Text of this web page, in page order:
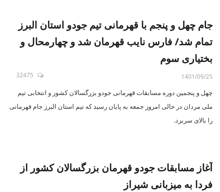
جام چهل و پنجم با قهرمانی تیم جودو استان البرز
تمام شد/ فارس نایب قهرمان شد و چهارمحال و
بختیاری سوم
1401/09/25
32475
چهل و پنجمین دوره مسابقات قهرمانی جودو بزرگسالان کشور و انتخابی تیم
ملی مردان در حالی امروز جمعه به پایان رسید که تیم استان البرز جام قهرمانی
را بالای سربرد.
آغاز مسابقات جودو قهرمان بزرگسالان کشور از
فردا به میزبانی شیراز